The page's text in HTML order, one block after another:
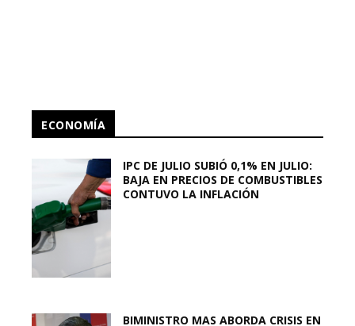
ECONOMÍA
IPC DE JULIO SUBIÓ 0,1% EN JULIO:
BAJA EN PRECIOS DE COMBUSTIBLES
CONTUVO LA INFLACIÓN
BIMINISTRO MAS ABORDA CRISIS EN